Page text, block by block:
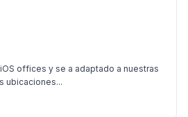
offices y se a adaptado a nuestras
ubicaciones...